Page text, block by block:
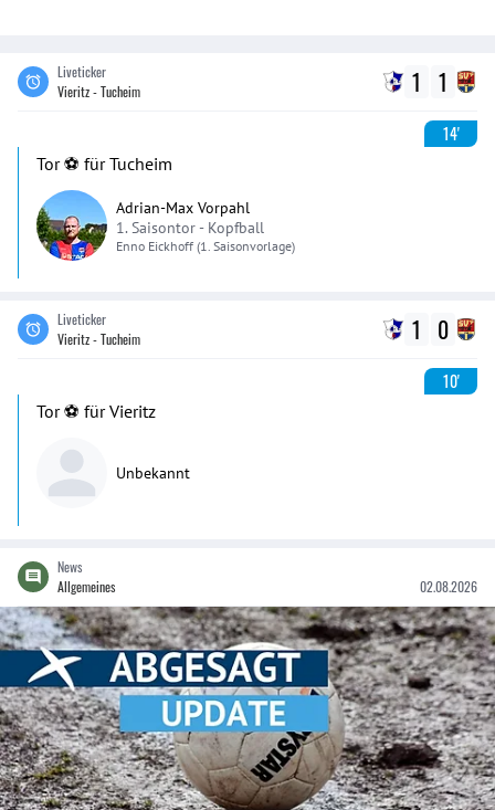
Liveticker
Vieritz - Tucheim
1 1
14'
Tor ⚽️ für Tucheim
Adrian-Max Vorpahl
1. Saisontor - Kopfball
Enno Eickhoff (1. Saisonvorlage)
Liveticker
Vieritz - Tucheim
1 0
10'
Tor ⚽️ für Vieritz
Unbekannt
News
Allgemeines
02.08.2026